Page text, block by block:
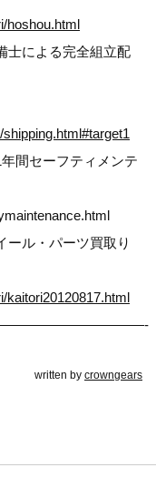
hoshou.html
士による完全組立配
間セーフティメンテ
ル・パーツ買取り
kaitori20120817.html
written by crowngears